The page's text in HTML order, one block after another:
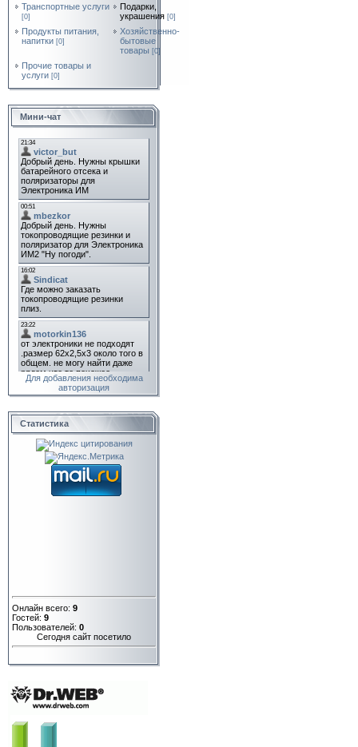
Транспортные услуги
[0]
Подарки,
украшения [0]
Продукты питания,
напитки [0]
Хозяйственно-
бытовые
товары [0]
Прочие товары и
услуги [0]
Мини-чат
Для добавления необходима
авторизация
Статистика
Онлайн всего: 9
Гостей: 9
Пользователей: 0
Сегодня сайт посетило